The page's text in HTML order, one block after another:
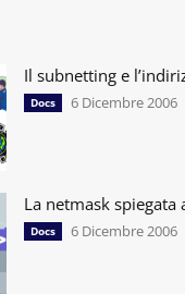
Il subnetting e
Docs 6 Dicembre 2006
La netmask spiegata
Docs 6 Dicembre 2006